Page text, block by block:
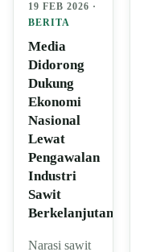
19 FEB 2026 ·
BERITA
Media
Didorong
Dukung
Ekonomi
Nasional
Lewat
Pengawalan
Industri
Sawit
Berkelanjutan
Narasi sawit